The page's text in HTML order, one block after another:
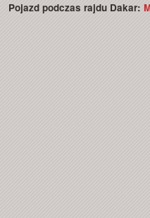
Pojazd podczas rajdu Dakar: